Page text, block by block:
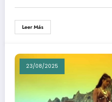
Leer Más
23/08/2025